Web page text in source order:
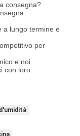
consegna?
a lungo termine e
per
e noi
con loro